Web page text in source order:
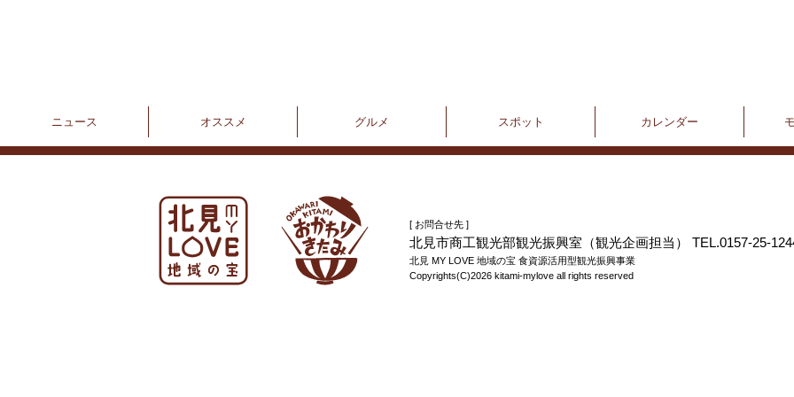
ニュース オススメ グルメ スポット カレンダー
[ お問合せ先 ]
北見市商工観光部観光振興室（観光企画担当） TEL.0157-25-
北見 MY LOVE 地域の宝 食資源活用型観光振興事業
Copyrights(C)2026 kitami-mylove all rights reserved